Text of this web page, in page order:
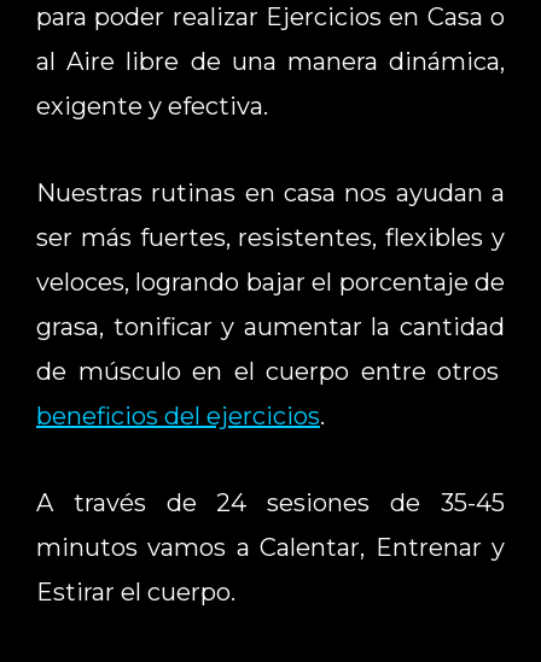
para poder realizar Ejercicios en Casa o
al Aire libre de una manera dinámica,
exigente y efectiva.
Nuestras rutinas en casa nos ayudan a
ser más fuertes, resistentes, flexibles y
veloces, logrando bajar el porcentaje de
grasa, tonificar y aumentar la cantidad
de músculo en el cuerpo entre otros
beneficios del ejercicios.
A través de 24 sesiones de 35-45
minutos vamos a Calentar, Entrenar y
Estirar el cuerpo.